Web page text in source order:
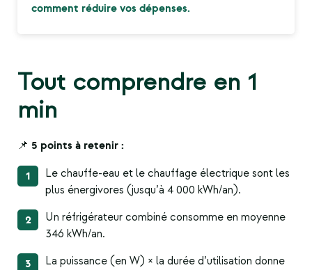
comment réduire vos dépenses.
Tout comprendre en 1
min
📌 5 points à retenir :
Le chauffe-eau et le chauffage électrique sont les
plus énergivores (jusqu’à 4 000 kWh/an).
Un réfrigérateur combiné consomme en moyenne
346 kWh/an.
La puissance (en W) × la durée d’utilisation donne